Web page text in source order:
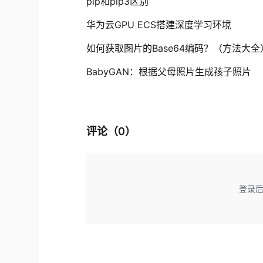
华为云GPU ECS搭建深度学习环境
如何获取图片的Base64编码？（方法大全
BabyGAN：根据父母照片生成孩子照片
评论（0）
登录